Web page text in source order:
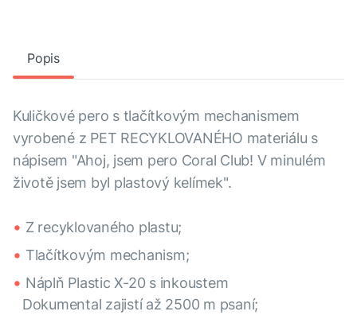
Popis
Kuličkové pero s tlačítkovým mechanismem
vyrobené z PET RECYKLOVANÉHO materiálu s
nápisem "Ahoj, jsem pero Coral Club! V minulém
životě jsem byl plastový kelímek".
Z recyklovaného plastu;
Tlačítkovým mechanism;
Náplň Plastic X-20 s inkoustem
Dokumental zajistí až 2500 m psaní;